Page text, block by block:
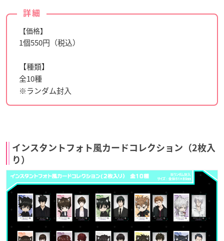
詳細
【価格】
1個550円（税込）
【種類】
全10種
※ランダム封入
インスタントフォト風カードコレクション（2枚入
り）